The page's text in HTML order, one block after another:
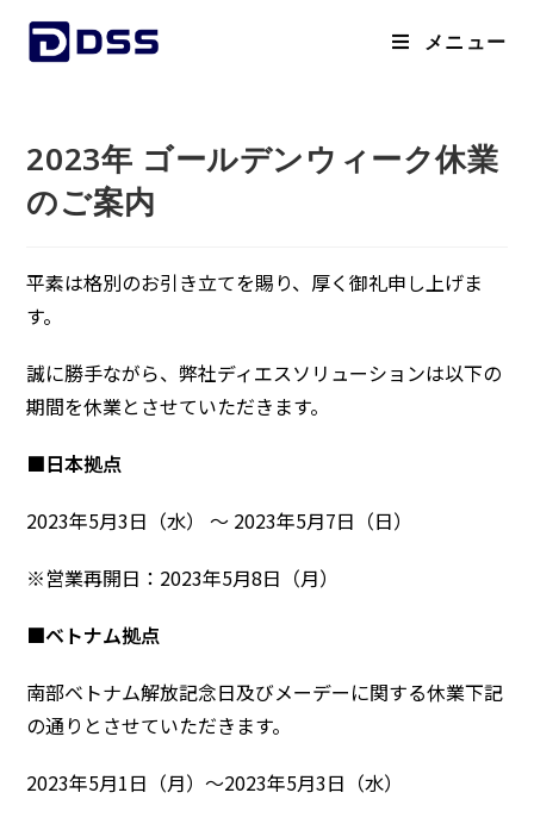
メニュー
2023年 ゴールデンウィーク休業
のご案内
平素は格別のお引き立てを賜り、厚く御礼申し上げま
す。
誠に勝手ながら、弊社ディエスソリューションは以下の
期間を休業とさせていただきます。
■日本拠点
2023年5月3日（水） ～ 2023年5月7日（日）
※営業再開日：2023年5月8日（月）
■ベトナム拠点
南部ベトナム解放記念日及びメーデーに関する休業下記
の通りとさせていただきます。
2023年5月1日（月）～2023年5月3日（水）